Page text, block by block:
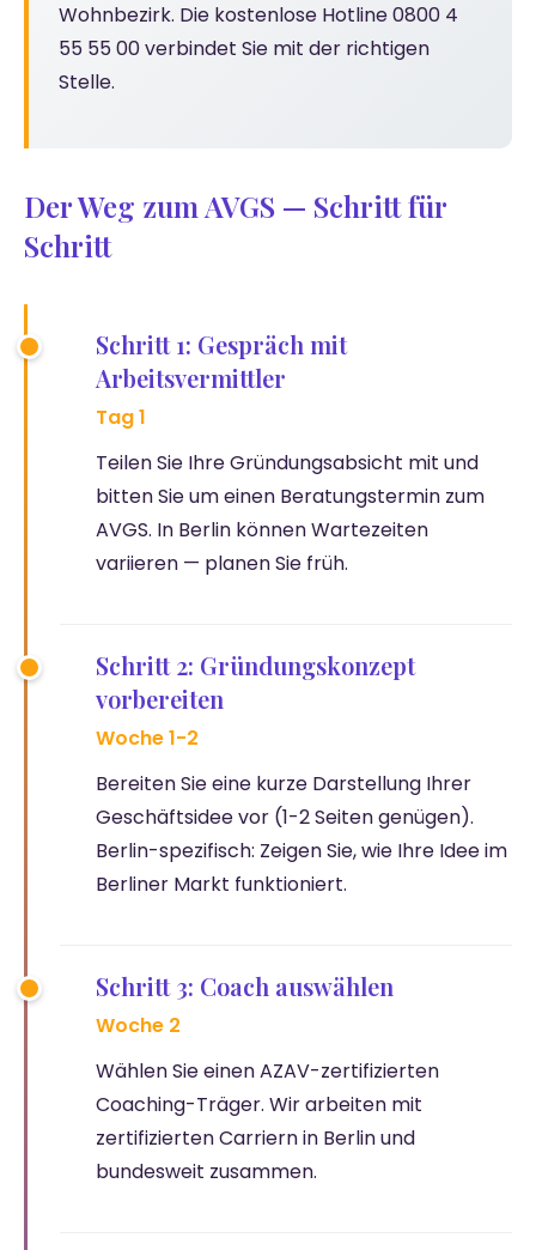
Wohnbezirk. Die kostenlose Hotline 0800 4
55 55 00 verbindet Sie mit der richtigen
Stelle.
Der Weg zum AVGS — Schritt für
Schritt
Schritt 1: Gespräch mit
Arbeitsvermittler
Tag 1
Teilen Sie Ihre Gründungsabsicht mit und
bitten Sie um einen Beratungstermin zum
AVGS. In Berlin können Wartezeiten
variieren — planen Sie früh.
Schritt 2: Gründungskonzept
vorbereiten
Woche 1-2
Bereiten Sie eine kurze Darstellung Ihrer
Geschäftsidee vor (1-2 Seiten genügen).
Berlin-spezifisch: Zeigen Sie, wie Ihre Idee im
Berliner Markt funktioniert.
Schritt 3: Coach auswählen
Woche 2
Wählen Sie einen AZAV-zertifizierten
Coaching-Träger. Wir arbeiten mit
zertifizierten Carriern in Berlin und
bundesweit zusammen.